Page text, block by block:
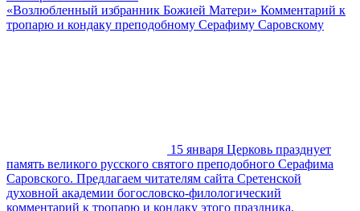
«Возлюбленный избранник Божией Матери» Комментарий к
тропарю и кондаку преподобному Серафиму Саровскому
15 января Церковь празднует
память великого русского святого преподобного Серафима
Саровского. Предлагаем читателям сайта Сретенской
духовной академии богословско-филологический
комментарий к тропарю и кондаку этого праздника.